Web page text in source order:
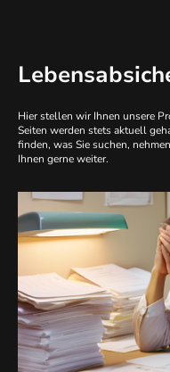
Hier stellen wir Ihnen unsere
Seiten werden stets aktuell
finden, was Sie suchen,
Ihnen gerne weiter.